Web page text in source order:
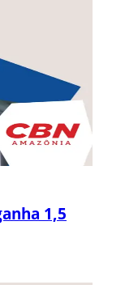
1,5